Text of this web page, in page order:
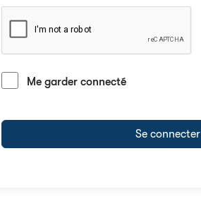
Me garder connecté
Se connecter